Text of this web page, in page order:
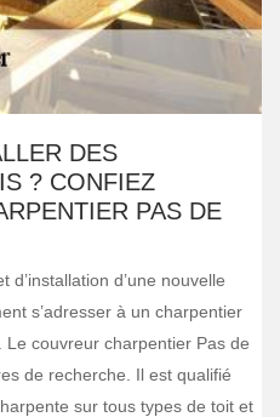
DES
? CONFIEZ
PAS DE
d’une nouvelle
s’adresser à un charpentier
couvreur charpentier Pas de
de recherche. Il est qualifié
sur tous types de toit et